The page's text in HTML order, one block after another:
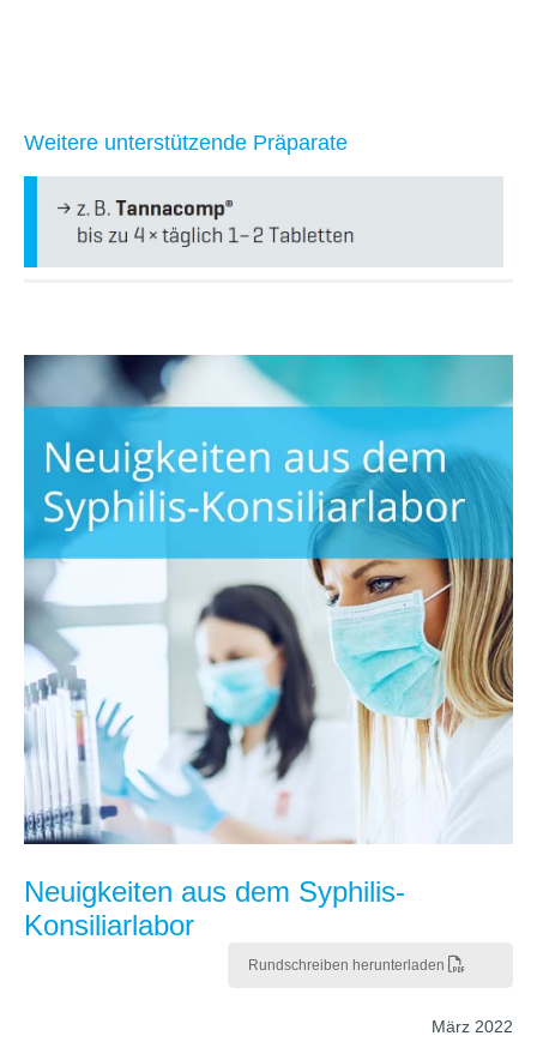
Weitere unterstützende Präparate
Neuigkeiten aus dem Syphilis-
Konsiliarlabor
Rundschreiben herunterladen
März 2022